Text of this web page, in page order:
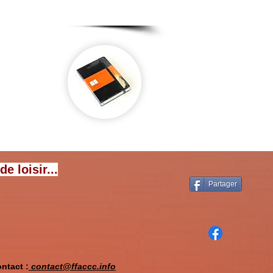
loisir...
Partager
: contact@ffaccc.info